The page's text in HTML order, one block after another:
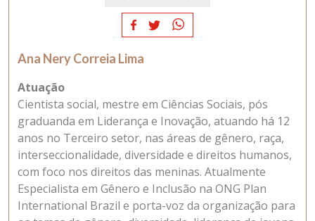
Ana Nery Correia Lima
Atuação
Cientista social, mestre em Ciências Sociais, pós
graduanda em Liderança e Inovação, atuando há 12
anos no Terceiro setor, nas áreas de gênero, raça,
interseccionalidade, diversidade e direitos humanos,
com foco nos direitos das meninas. Atualmente
Especialista em Gênero e Inclusão na ONG Plan
International Brazil e porta-voz da organização para